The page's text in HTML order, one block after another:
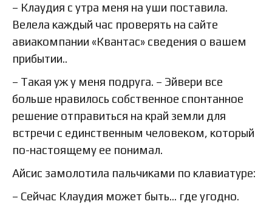
– Клаудия с утра меня на уши поставила.
Велела каждый час проверять на сайте
авиакомпании «Квантас» сведения о вашем
прибытии..
– Такая уж у меня подруга. – Эйвери все
больше нравилось собственное спонтанное
решение отправиться на край земли для
встречи с единственным человеком, который
по-настоящему ее понимал.
Айсис замолотила пальчиками по клавиатуре:
– Сейчас Клаудия может быть… где угодно.